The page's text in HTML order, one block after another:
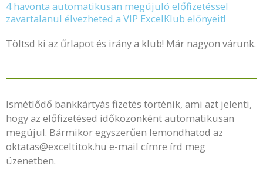
4 havonta automatikusan megújuló előfizetéssel
zavartalanul élvezheted a VIP ExcelKlub előnyeit!
Töltsd ki az űrlapot és irány a klub! Már nagyon várunk.
Ismétlődő bankkártyás fizetés történik, ami azt jelenti,
hogy az előfizetésed időközönként automatikusan
megújul. Bármikor egyszerűen lemondhatod az
oktatas@exceltitok.hu e-mail címre írd meg
üzenetben.